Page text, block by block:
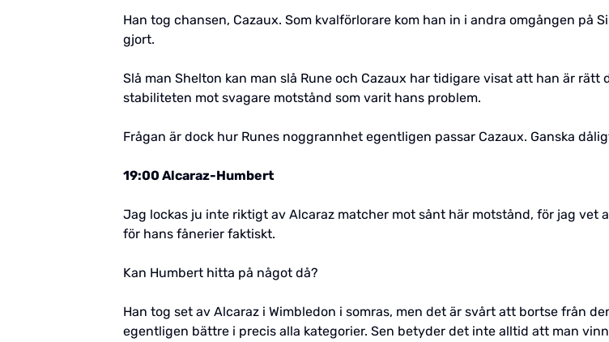
Han tog chansen, Cazaux. Som kvalförlorare kom han in i andra omgången på
gjort.
Slå man Shelton kan man slå Rune och Cazaux har tidigare visat att han är
stabiliteten mot svagare motstånd som varit hans problem.
Frågan är dock hur Runes noggrannhet egentligen passar Cazaux. Ganska
19:00 Alcaraz-Humbert
Jag lockas ju inte riktigt av Alcaraz matcher mot sånt här motstånd, för jag vet
för hans fånerier faktiskt.
Kan Humbert hitta på något då?
Han tog set av Alcaraz i Wimbledon i somras, men det är svårt att bortse från
egentligen bättre i precis alla kategorier. Sen betyder det inte alltid att man